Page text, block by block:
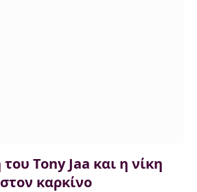
Tony Jaa και η νίκη
καρκίνο